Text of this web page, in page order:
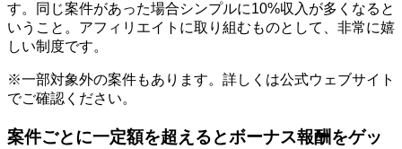
す。同じ案件があった場合シンプルに10%収入が多くなると
いうこと。アフィリエイトに取り組むものとして、非常に嬉
しい制度です。
※一部対象外の案件もあります。詳しくは公式ウェブサイト
でご確認ください。
案件ごとに一定額を超えるとボーナス報酬をゲッ